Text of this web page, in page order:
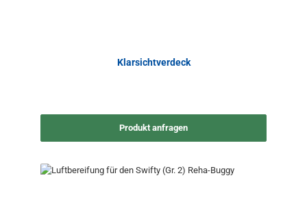
Klarsichtverdeck
Produkt anfragen